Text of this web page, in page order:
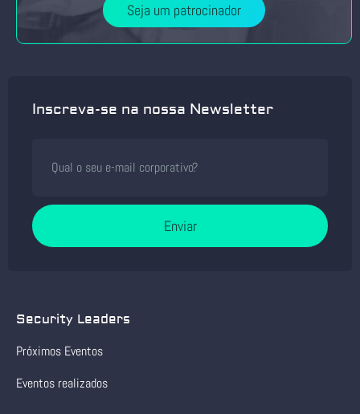
Seja um patrocinador
Inscreva-se na nossa Newsletter
Enviar
Security Leaders
Próximos Eventos
Eventos realizados